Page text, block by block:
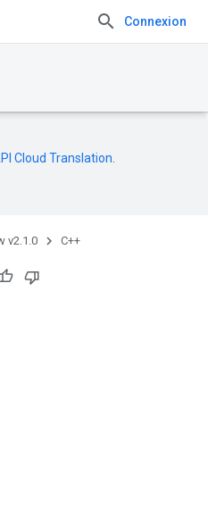
Connexion
Cloud Translation
v2.1.0 C++